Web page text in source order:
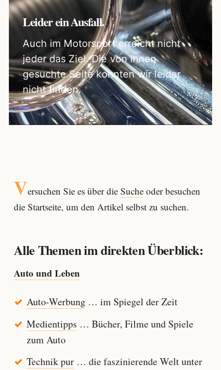
Leider ein Ausfall.
Auch im Motorsport erreicht nicht
jeder das Ziel. Die von Ihnen
gesuchte Seite konnten wir leider
nicht finden.
Versuchen Sie es über die Sucheoder besuchen
die Startseite, um den Artikel selbst zu suchen.
Alle Themen im direkten Überblick:
Auto und Leben
Auto-Werbung… im Spiegel der Zeit
Medientipps … Bücher, Filme und Spiele
zum Auto
Technik pur… die faszinierende Welt unter